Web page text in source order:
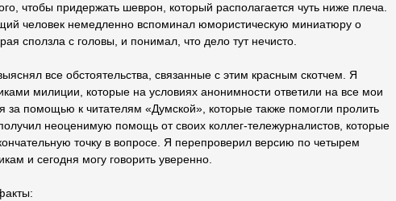
чтобы придержать шеврон, который располагается чуть ниже плеча.
человек немедленно вспоминал юмористическую миниатюру о
сползла с головы, и понимал, что дело тут нечисто.
все обстоятельства, связанные с этим красным скотчем. Я
милиции, которые на условиях анонимности ответили на все мои
за помощью к читателям «Думской», которые также помогли пролить
неоценимую помощь от своих коллег-тележурналистов, которые
точку в вопросе. Я перепроверил версию по четырем
и сегодня могу говорить уверенно.